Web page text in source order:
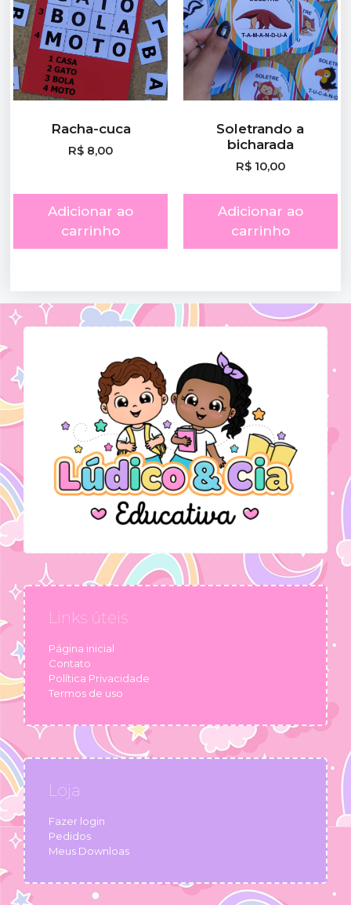
Racha-cuca
R$ 8,00
Adicionar ao
carrinho
Soletrando a
bicharada
R$10,00
Adicionar ao
carrinho
Links úteis
Página inicial
Contato
Política Privacidade
Termos de uso
Loja
Fazer login
Pedidos
Meus Downloas